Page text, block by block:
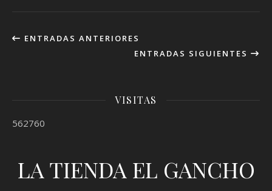
ENTRADAS ANTERIORES
ENTRADAS SIGUIENTES
VISITAS
562760
LA TIENDA EL GANCHO